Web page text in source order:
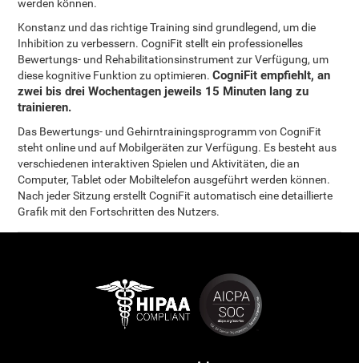
werden können.
Konstanz und das richtige Training sind grundlegend, um die
Inhibition zu verbessern. CogniFit stellt ein professionelles
Bewertungs- und Rehabilitationsinstrument zur Verfügung, um
diese kognitive Funktion zu optimieren.CogniFit empfiehlt, an
zwei bis drei Wochentagen jeweils 15 Minuten lang zu
trainieren.
Das Bewertungs- und Gehirntrainingsprogramm von CogniFit
steht online und auf Mobilgeräten zur Verfügung. Es besteht aus
verschiedenen interaktiven Spielen und Aktivitäten, die an
Computer, Tablet oder Mobiltelefon ausgeführt werden können.
Nach jeder Sitzung erstellt CogniFit automatisch eine detaillierte
Grafik mit den Fortschritten des Nutzers.